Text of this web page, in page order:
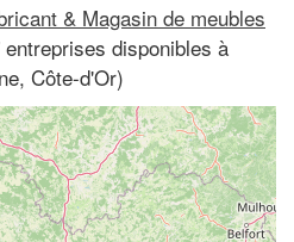
& Magasin de meubles
disponibles à
Côte-d'Or)